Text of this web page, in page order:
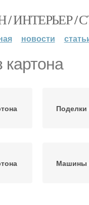
/ ИНТЕРЬЕР /
новости
Поделки
Машины